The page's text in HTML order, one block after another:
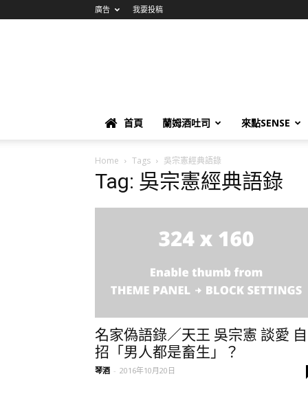
廣告 我要投稿
首頁 蘭姆酒吐司 來點SENSE
Home Tags 吳宗憲經典語錄
Tag: 吳宗憲經典語錄
名家偽語錄／天王 吳宗憲 談愛 自
招「男人都是畜生」？
琴酒 - 2016年10月20日